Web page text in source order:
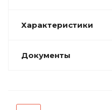
Характеристики
Документы